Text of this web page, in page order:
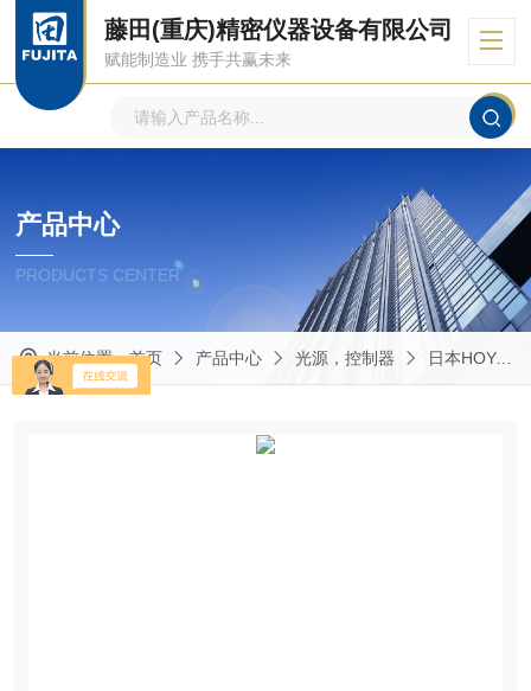
藤田(重庆)精密仪器设备有限公司
赋能制造业 携手共赢未来
产品中心
PRODUCTS CENTER
当前位置：首页 产品中心 光源，控制器 日本HOYA豪雅